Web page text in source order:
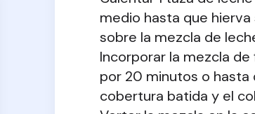
medio hasta que
sobre la mezcla de
Incorporar la mezcla
por 20 minutos o
cobertura batida y el